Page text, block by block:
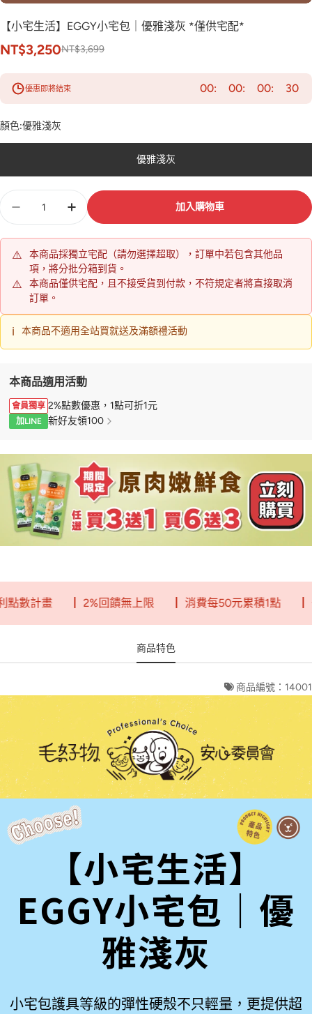
【小宅生活】EGGY小宅包｜優雅淺灰 *僅供宅配*
NT$3,250NT$3,699
優惠即將結束 00 00 00 28
顏色:優雅淺灰
優雅淺灰
加入購物車
⚠️
本商品採獨立宅配（請勿選擇超取），訂單中若包含其他品
項，將分批分箱到貨。
⚠️
本商品僅供宅配，且不接受貨到付款，不符規定者將直接取消
訂單。
ℹ️ 本商品不適用全站買就送及滿額禮活動
本商品適用活動
會員獨享 2%點數優惠，1點可折1元
加LINE 新好友領100
畫 ┃ 2%回饋無上限 ┃ 消費每50元累積1點 ┃ 一點
商品特色
商品編號：14001
【小宅生活】
EGGY小宅包｜優
雅淺灰
小宅包護具等級的彈性硬殼不只輕量，更提供超